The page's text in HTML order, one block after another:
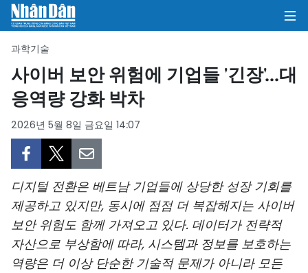
집
정치
비즈니스
사회
환경
과학기술
사이버 보안 위험에 기업들 '긴장'...대
응역량 강화 박차
2026년 5월 8일 금요일 14:07
디지털 전환은 베트남 기업들에 상당한 성장 기회를
제공하고 있지만, 동시에 점점 더 복잡해지는 사이버
보안 위험도 함께 가져오고 있다. 데이터가 전략적
자산으로 부상함에 따라, 시스템과 정보를 보호하는
역량은 더 이상 단순한 기술적 문제가 아니라 모든